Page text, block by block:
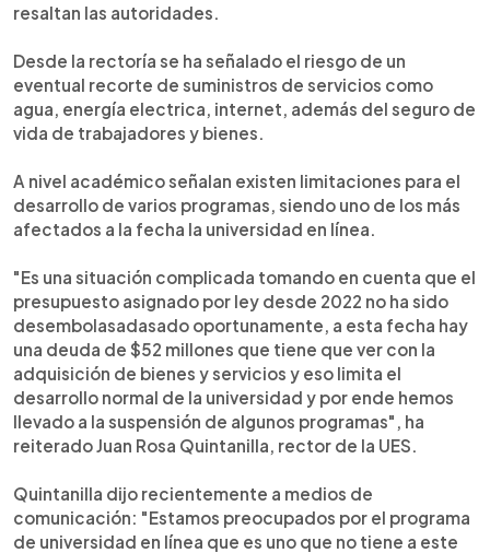
resaltan las autoridades.
Desde la rectoría se ha señalado el riesgo de un
eventual recorte de suministros de servicios como
agua, energía electrica, internet, además del seguro de
vida de trabajadores y bienes.
A nivel académico señalan existen limitaciones para el
desarrollo de varios programas, siendo uno de los más
afectados a la fecha la universidad en línea.
"Es una situación complicada tomando en cuenta que el
presupuesto asignado por ley desde 2022 no ha sido
desembolasadasado oportunamente, a esta fecha hay
una deuda de $52 millones que tiene que ver con la
adquisición de bienes y servicios y eso limita el
desarrollo normal de la universidad y por ende hemos
llevado a la suspensión de algunos programas", ha
reiterado Juan Rosa Quintanilla, rector de la UES.
Quintanilla dijo recientemente a medios de
comunicación: "Estamos preocupados por el programa
de universidad en línea que es uno que no tiene a este